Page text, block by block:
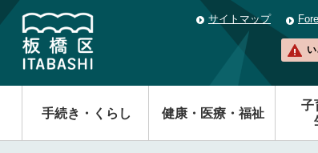
サイトマップ
手続き・くらし 健康・医療・福祉
子